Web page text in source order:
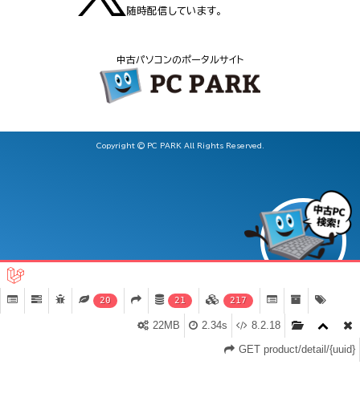
iPad第6世代Wi-Fi+Cellular 32GB SIMフリー シルバー【中古】
（Apple A10(2.34GHz) / iOS 17 ）
お気入り登録
随時配信しています。
中古パソコンのポータルサイト
Copyright © PC PARK All Rights Reserved.
20 21 217
8.2.18
2.34s
22MB
GET product/detail/{uuid}